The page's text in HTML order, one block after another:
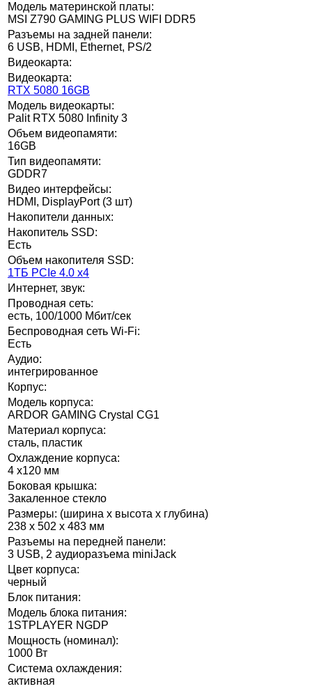
Модель материнской платы:
MSI Z790 GAMING PLUS WIFI DDR5
Разъемы на задней панели:
6 USB, HDMI, Ethernet, PS/2
Видеокарта:
Видеокарта:
RTX 5080 16GB
Модель видеокарты:
Palit RTX 5080 Infinity 3
Объем видеопамяти:
16GB
Тип видеопамяти:
GDDR7
Видео интерфейсы:
HDMI, DisplayPort (3 шт)
Накопители данных:
Накопитель SSD:
Есть
Объем накопителя SSD:
1ТБ PCIe 4.0 x4
Интернет, звук:
Проводная сеть:
есть, 100/1000 Мбит/сек
Беспроводная сеть Wi-Fi:
Есть
Аудио:
интегрированное
Корпус:
Модель корпуса:
ARDOR GAMING Crystal CG1
Материал корпуса:
сталь, пластик
Охлаждение корпуса:
4 х120 мм
Боковая крышка:
Закаленное стекло
Размеры: (ширина x высота x глубина)
238 x 502 x 483 мм
Разъемы на передней панели:
3 USB, 2 аудиоразъема miniJack
Цвет корпуса:
черный
Блок питания:
Модель блока питания:
1STPLAYER NGDP
Мощность (номинал):
1000 Вт
Система охлаждения:
активная